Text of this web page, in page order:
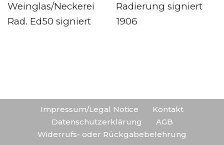
Weinglas/Neckerei
Rad. Ed50 signiert
Radierung signiert
1906
Impressum/Legal Notice
Kontakt
Datenschutzerklärung
AGB
Widerrufs- oder Rückgabebelehrung